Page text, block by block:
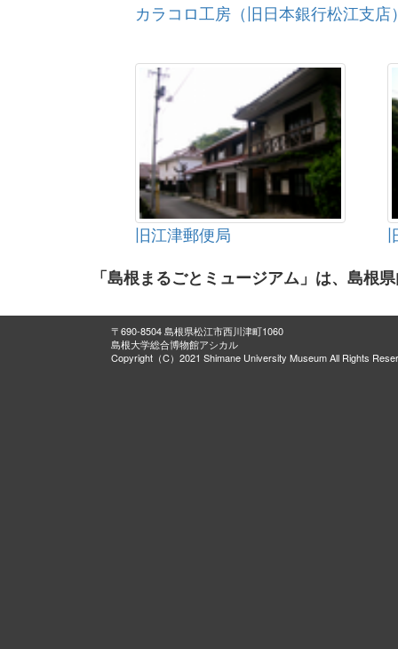
カラコロ工房（旧日本銀行松江支店
旧江津郵便局
「島根まるごとミュージアム」は、島根
〒690-8504 島根県松江市西川津町1060
島根大学総合博物館アシカル
Copyright（C）2021 Shimane University Museum All Rights